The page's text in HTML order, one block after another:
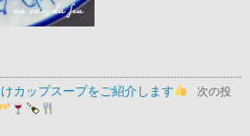
カップスープをご紹介します
次の投